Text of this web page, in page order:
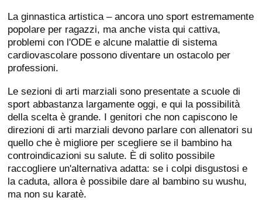
La ginnastica artistica – ancora uno sport estremamente
popolare per ragazzi, ma anche vista qui cattiva,
problemi con l'ODE e alcune malattie di sistema
cardiovascolare possono diventare un ostacolo per
professioni.
Le sezioni di arti marziali sono presentate a scuole di
sport abbastanza largamente oggi, e qui la possibilità
della scelta è grande. I genitori che non capiscono le
direzioni di arti marziali devono parlare con allenatori su
quello che è migliore per scegliere se il bambino ha
controindicazioni su salute. È di solito possibile
raccogliere un'alternativa adatta: se i colpi disgustosi e
la caduta, allora è possibile dare al bambino su wushu,
ma non su karatè.